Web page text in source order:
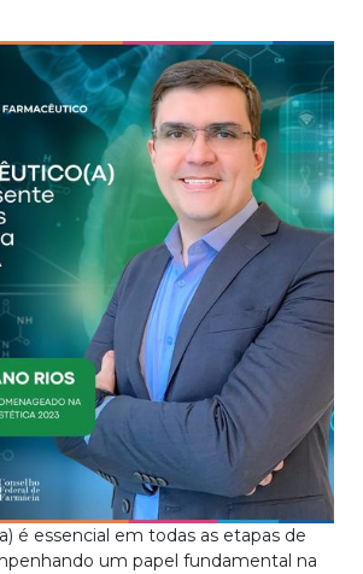
é essencial em todas as etapas de
um papel fundamental na